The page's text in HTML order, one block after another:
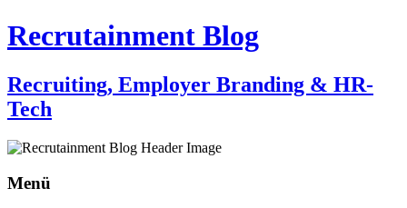
Recrutainment Blog
Recruiting, Employer Branding & HR-
Tech
Menü